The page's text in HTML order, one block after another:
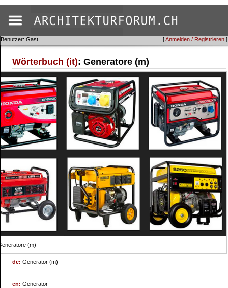
[Anmelden / Registrieren ]
Benutzer: Gast
Wörterbuch (it): Generatore (m)
(m)
de:Generator (m)
en:Generator